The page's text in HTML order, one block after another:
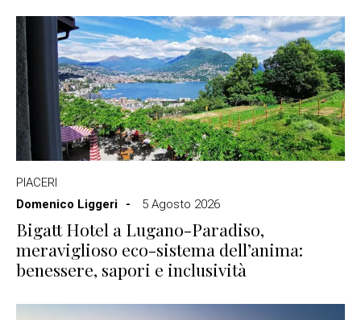
PIACERI
Domenico Liggeri
5 Agosto 2026
Bigatt Hotel a Lugano-Paradiso,
meraviglioso eco-sistema dell’anima:
benessere, sapori e inclusività